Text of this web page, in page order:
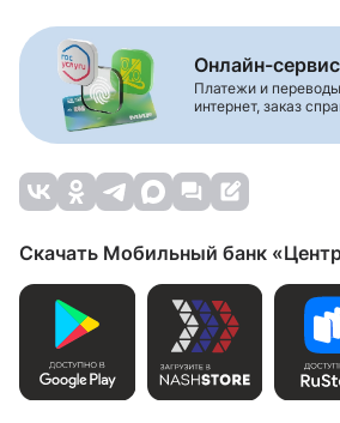
Онлайн-
Платежи и
интернет, заказ
Скачать Мобильный банк